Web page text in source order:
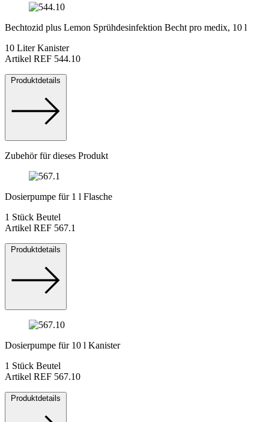
Bechtozid plus Lemon Sprühdesinfektion Becht pro medix, 10 l
10 Liter Kanister
Artikel REF 544.10
Produktdetails
Zubehör für dieses Produkt
Dosierpumpe für 1 l Flasche
1 Stück Beutel
Artikel REF 567.1
Produktdetails
Dosierpumpe für 10 l Kanister
1 Stück Beutel
Artikel REF 567.10
Produktdetails